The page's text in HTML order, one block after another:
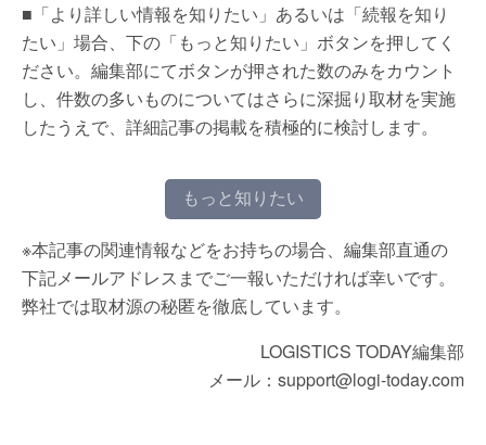
■「より詳しい情報を知りたい」あるいは「続報を知り
たい」場合、下の「もっと知りたい」ボタンを押してく
ださい。編集部にてボタンが押された数のみをカウント
し、件数の多いものについてはさらに深掘り取材を実施
したうえで、詳細記事の掲載を積極的に検討します。
もっと知りたい
※本記事の関連情報などをお持ちの場合、編集部直通の
下記メールアドレスまでご一報いただければ幸いです。
弊社では取材源の秘匿を徹底しています。
LOGISTICS TODAY編集部
メール：support@logi-today.com